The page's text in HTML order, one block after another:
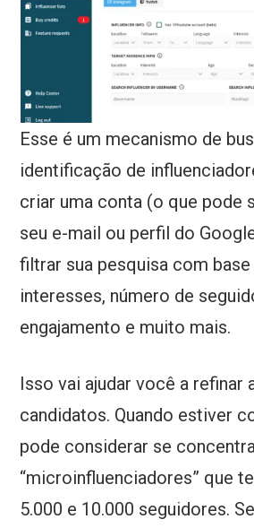
Esse é um mecanismo de
identificação de
criar uma conta (o que pode
seu e-mail ou perfil do
filtrar sua pesquisa com
interesses, número de
engajamento e muito mais.
Isso vai ajudar você a refinar
candidatos. Quando estiver
pode considerar se
“microinfluenciadores” que
5.000 e 10.000 seguidores.